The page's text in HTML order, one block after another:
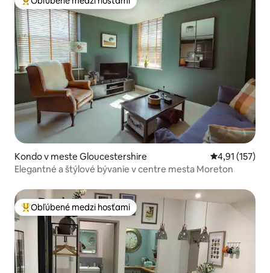
Najobľúbenejšie medzi hosťami
Kondo v meste Gloucestershire Priemerné
4,91 (157)
Elegantné a štýlové bývanie v centre mesta Moreton
Najobľúbenejšie medzi hosťami
Obľúbené medzi hosťami